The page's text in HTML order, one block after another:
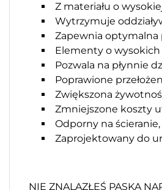
Z materiału o
Wytrzymuje
Zapewnia optymalna
Elementy o
Pozwala na płynnie
Poprawione
Zwiększona
Zmniejszone koszty
Odporny na ścieranie,
Zaprojektowany do
NIE ZNALAZŁEŚ PASKA